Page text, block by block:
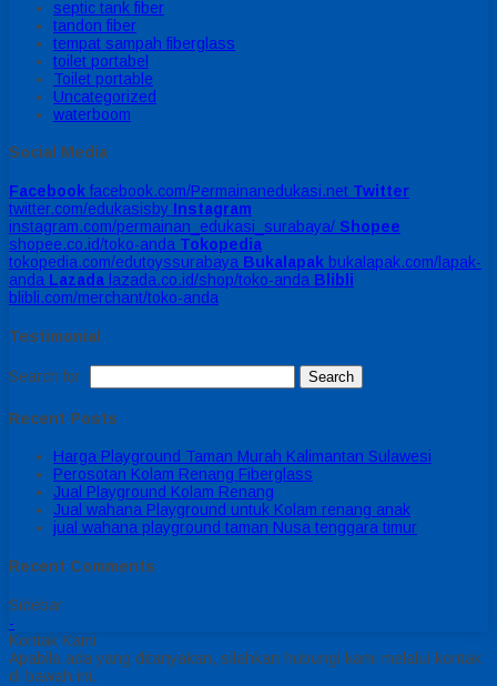
septic tank fiber
tandon fiber
tempat sampah fiberglass
toilet portabel
Toilet portable
Uncategorized
waterboom
Social Media
Facebook facebook.com/Permainanedukasi.net Twitter
twitter.com/edukasisby Instagram
instagram.com/permainan_edukasi_surabaya/ Shopee
shopee.co.id/toko-anda Tokopedia
tokopedia.com/edutoyssurabaya Bukalapak bukalapak.com/lapak-
anda Lazada lazada.co.id/shop/toko-anda Blibli
blibli.com/merchant/toko-anda
Testimonial
Search for:
Recent Posts
Harga Playground Taman Murah Kalimantan Sulawesi
Perosotan Kolam Renang Fiberglass
Jual Playground Kolam Renang
Jual wahana Playground untuk Kolam renang anak
jual wahana playground taman Nusa tenggara timur
Recent Comments
Sidebar
-
Kontak Kami
Apabila ada yang ditanyakan, silahkan hubungi kami melalui kontak
di bawah ini.